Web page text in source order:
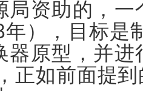
局资助的，
年），目标
器原型，并
正如前面提